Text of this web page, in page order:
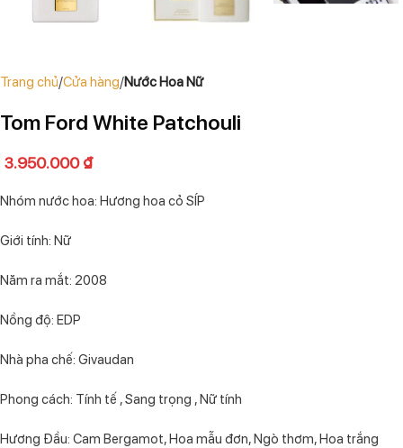
Trang chủ Cửa hàng Nước Hoa Nữ
Tom Ford White Patchouli
3.950.000₫
Nhóm nước hoa: Hương hoa cỏ SÍP
Giới tính: Nữ
Năm ra mắt: 2008
Nồng độ: EDP
Nhà pha chế: Givaudan
Phong cách: Tính tế , Sang trọng , Nữ tính
Hương Đầu: Cam Bergamot, Hoa mẫu đơn, Ngò thơm, Hoa trắng